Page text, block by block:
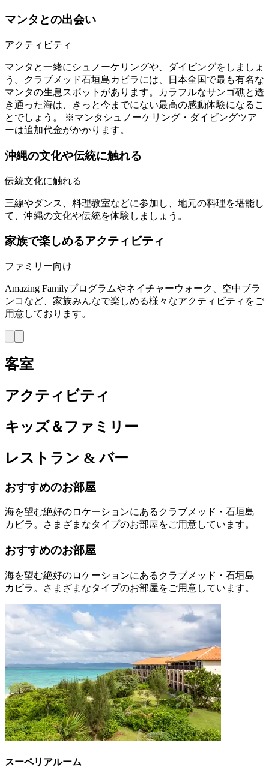
マンタとの出会い
アクティビティ
マンタと一緒にシュノーケリングや、ダイビングをしましょ
う。クラブメッド石垣島カビラには、日本全国で最も有名な
マンタの生息スポットがあります。カラフルなサンゴ礁と透
き通った海は、きっと今までにない最高の感動体験になるこ
とでしょう。 ※マンタシュノーケリング・ダイビングツア
ーは追加代金がかかります。
沖縄の文化や伝統に触れる
伝統文化に触れる
三線やダンス、料理教室などに参加し、地元の料理を堪能し
て、沖縄の文化や伝統を体験しましょう。
家族で楽しめるアクティビティ
ファミリー向け
Amazing Familyプログラムやネイチャーウォーク、空中ブラ
ンコなど、家族みんなで楽しめる様々なアクティビティをご
用意しております。
客室
アクティビティ
キッズ＆ファミリー
レストラン & バー
おすすめのお部屋
海を望む絶好のロケーションにあるクラブメッド・石垣島
カビラ。さまざまなタイプのお部屋をご用意しています。
おすすめのお部屋
海を望む絶好のロケーションにあるクラブメッド・石垣島
カビラ。さまざまなタイプのお部屋をご用意しています。
スーペリアルーム